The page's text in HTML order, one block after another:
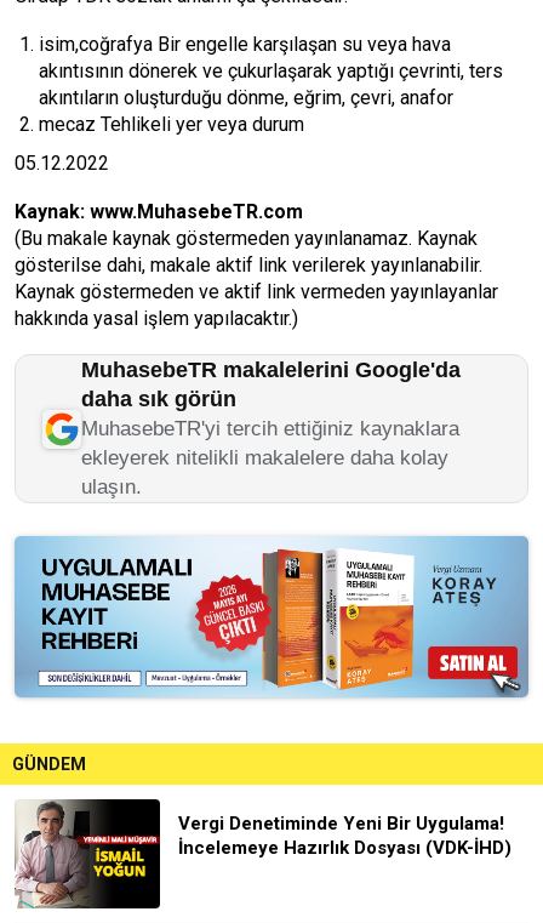
isim,coğrafya Bir engelle karşılaşan su veya hava
akıntısının dönerek ve çukurlaşarak yaptığı çevrinti, ters
akıntıların oluşturduğu dönme, eğrim, çevri, anafor
mecaz Tehlikeli yer veya durum
05.12.2022
Kaynak: www.MuhasebeTR.com
(Bu makale kaynak göstermeden yayınlanamaz. Kaynak
gösterilse dahi, makale aktif link verilerek yayınlanabilir.
Kaynak göstermeden ve aktif link vermeden yayınlayanlar
hakkında yasal işlem yapılacaktır.)
MuhasebeTR makalelerini Google'da
daha sık görün
MuhasebeTR'yi tercih ettiğiniz kaynaklara
ekleyerek nitelikli makalelere daha kolay
ulaşın.
GÜNDEM
Vergi Denetiminde Yeni Bir Uygulama!
İncelemeye Hazırlık Dosyası (VDK-İHD)